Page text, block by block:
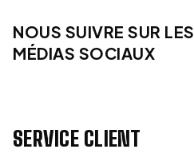
NOUS SUIVRE SUR LES
MÉDIAS SOCIAUX
SERVICE CLIENT